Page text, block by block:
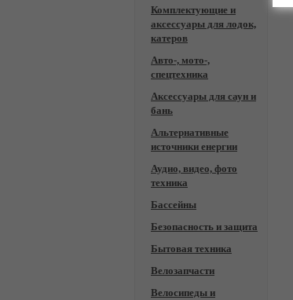
Комплектующие и
аксессуары для лодок,
катеров
Авто-, мото-,
спецтехника
Аксессуары для саун и
бань
Альтернативные
источники енергии
Аудио, видео, фото
техника
Бассейны
Безопасность и защита
Бытовая техника
Велозапчасти
Велосипеды и